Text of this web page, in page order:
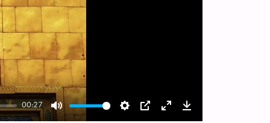
00:27
Mute Settings
PIP EnterDownload